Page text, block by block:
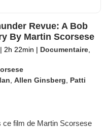
Revue: A Bob
By Martin Scorsese
| 2h 22min | Documentaire
,Allen Ginsberg
Patti
ce film de Martin Scorsese